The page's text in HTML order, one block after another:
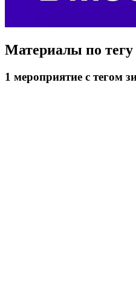
Материалы по тегу
1 мероприятие с тегом